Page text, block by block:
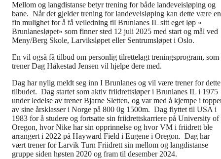
Mellom og langdistanse betyr trening for både landeveisløping og
bane. Når det gjelder trening for landeveisløping kan dette være en
fin mulighet for å få veiledning til Brunlanes IL sitt eget løp «
Brunlanesløpet» som finner sted 12 juli 2025 med start og mål ved
Meny/Berg Skole, Larviksløpet eller Sentrumsløpet i Oslo.
En vil også få tilbud om personlig tilrettelagt treningsprogram, som
trener Dag Håkestad Jensen vil hjelpe dere med.
Dag har nylig meldt seg inn I Brunlanes og vil være trener for dette
tilbudet. Dag startet som aktiv friidrettsløper i Brunlanes IL i 1975
under ledelse av trener Bjarne Sletten, og var med å kjempe i
av sine årsklasser i Norge på 800 0g 1500m. Dag flyttet til USA i
1983 for å studere og fortsatte sin friidrettskarriere på University of
Oregon, hvor Nike har sin opprinnelse og hvor VM i friidrett ble
arrangert i 2022 på Hayward Field i Eugene i Oregon. Dag har
vært trener for Larvik Turn Friidrett sin mellom og langdistanse
gruppe siden høsten 2020 og fram til desember 2024.